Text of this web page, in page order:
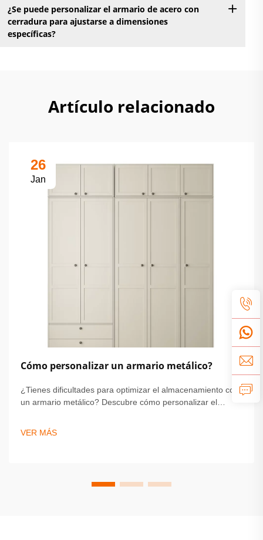
¿Se puede personalizar el armario de acero con
cerradura para ajustarse a dimensiones
específicas?
Artículo relacionado
26
Jan
Cómo personalizar un armario metálico?
¿Tienes dificultades para optimizar el almacenamiento con
un armario metálico? Descubre cómo personalizar el
y estilo. Obtén consejos expertos sobre seguridad,
VER MÁS